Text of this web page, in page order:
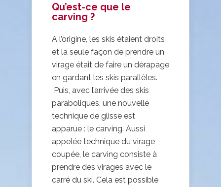
Qu’est-ce que le
carving ?
A l’origine, les skis étaient droits
et la seule façon de prendre un
virage était de faire un dérapage
en gardant les skis parallèles.
Puis, avec l’arrivée des skis
paraboliques, une nouvelle
technique de glisse est
apparue : le carving. Aussi
appelée technique du virage
coupée, le carving consiste à
prendre des virages avec le
carré du ski. Cela est possible